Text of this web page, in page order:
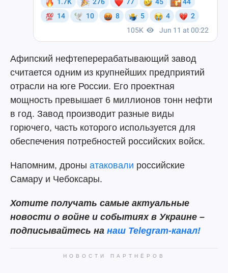
Афипский нефтеперерабатывающий завод
считается одним из крупнейших предприятий
отрасли на юге России. Его проектная
мощность превышает 6 миллионов тонн нефти
в год. Завод производит разные виды
горючего, часть которого используется для
обеспечения потребностей российских войск.
Напомним, дроны атаковали российские
Самару и Чебоксары.
Хотите получать самые актуальные
новости о войне и событиях в Украине –
подписывайтесь на наш Telegram-канал!